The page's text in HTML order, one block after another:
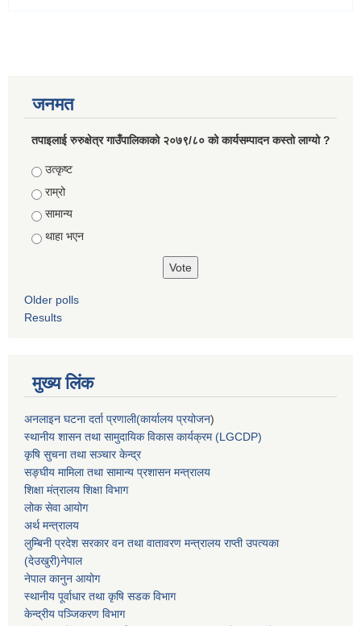
जनमत
तपाइलाई रुरुक्षेत्र गाउँपालिकाको २०७९/८० को कार्यसम्पादन कस्तो लाग्यो ?
Choices
उत्कृष्ट
राम्रो
सामान्य
थाहा भएन
Older polls
Results
मुख्य लिंक
अनलाइन घटना दर्ता प्रणाली(कार्यालय प्रयोजन)
स्थानीय शासन तथा सामुदायिक विकास कार्यक्रम (LGCDP)
कृषि सुचना तथा सञ्चार केन्द्र
सङ्घीय मामिला तथा सामान्य प्रशासन मन्त्रालय
शिक्षा मंत्रालय शिक्षा विभाग
लोक सेवा आयोग
अर्थ मन्त्रालय
लुम्बिनी प्रदेश सरकार वन तथा वातावरण मन्त्रालय राप्ती उपत्यका
(देउखुरी)नेपाल
नेपाल कानुन आयोग
स्थानीय पूर्वाधार तथा कृषि सडक विभाग
केन्द्रीय पञ्जिकरण विभाग